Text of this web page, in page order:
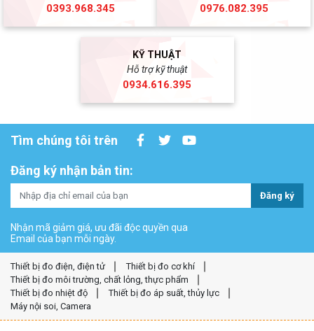
0393.968.345 0976.082.395
KỸ THUẬT
Hỗ trợ kỹ thuật
0934.616.395
Tìm chúng tôi trên
Đăng ký nhận bản tin:
Đăng ký
Nhận mã giảm giá, ưu đãi độc quyền qua
Email của bạn mỗi ngày.
Thiết bị đo điện, điện tử
Thiết bị đo cơ khí
Thiết bị đo môi trường, chất lỏng, thực phẩm
Thiết bị đo nhiệt độ
Thiết bị đo áp suất, thủy lực
Máy nội soi, Camera